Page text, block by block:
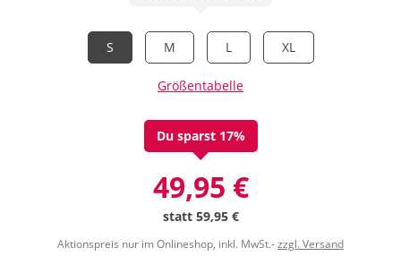
S M L XL
Größentabelle
Du sparst 17%
49,95 €
statt 59,95 €
Aktionspreis nur im Onlineshop, inkl. MwSt.-zzgl. Versand